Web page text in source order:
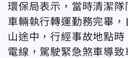
環保局表示，當時清潔
車輛執行轉運勤務完畢
山途中，行經事故地點
電線，駕駛緊急煞車導